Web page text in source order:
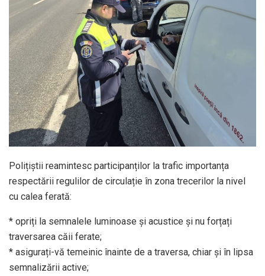
Polițiștii reamintesc participanților la trafic importanța
respectării regulilor de circulație în zona trecerilor la nivel
cu calea ferată:
* opriți la semnalele luminoase și acustice și nu forțați
traversarea căii ferate;
* asigurați-vă temeinic înainte de a traversa, chiar și în lipsa
semnalizării active;